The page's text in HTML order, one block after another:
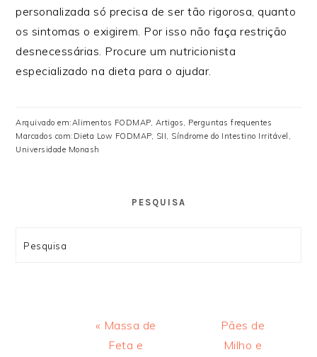
personalizada só precisa de ser tão rigorosa, quanto
os sintomas o exigirem. Por isso não faça restrição
desnecessárias. Procure um nutricionista
especializado na dieta para o ajudar.
Arquivado em:Alimentos FODMAP, Artigos, Perguntas frequentes
Marcados com: Dieta Low FODMAP, SII, Síndrome do Intestino Irritável ,
Universidade Monash
PESQUISA
Search
Previous
Post:
« Massa de
Feta e
Next
Post:
Pães de
Milho e